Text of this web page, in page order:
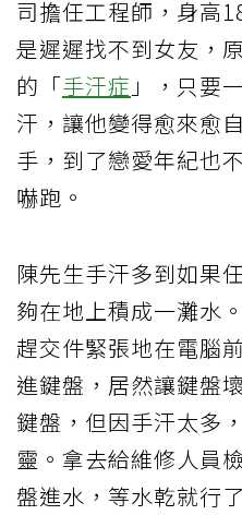
司擔任工程師，身高
是遲遲找不到女友，
的「手汗症 」，只要
汗，讓他變得愈來愈
手，到了戀愛年紀也
嚇跑。
陳先生手汗多到如果
夠在地上積成一灘水
趕交件緊張地在電腦
進鍵盤，居然讓鍵盤
鍵盤，但因手汗太多
靈。拿去給維修人員
盤進水，等水乾就行